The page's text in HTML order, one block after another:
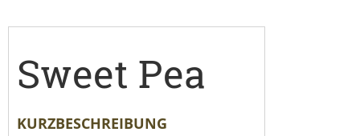
Sweet Pea
KURZBESCHREIBUNG